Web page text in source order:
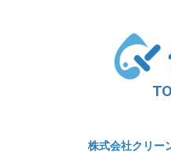
株式会社クリー